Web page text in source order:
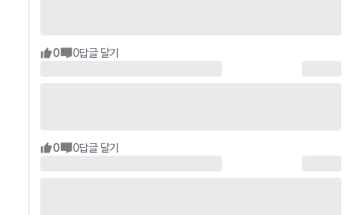
0 0답글 달기
0 0답글 달기